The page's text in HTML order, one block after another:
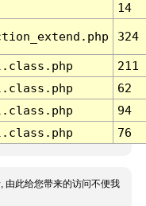
14
324
211
62
94
76
由此给您带来的访问不便我